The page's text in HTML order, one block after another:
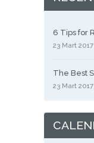
6 Tips for
23 Mart 2017
The Best
23 Mart 2017